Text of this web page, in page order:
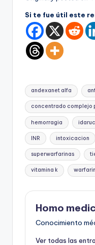
Si te fue útil este
Etiquetas:
andexanet alfa
concentrado complejo
hemorragia
INR intoxicacion
superwarfarinas
vitamina k
Homo
Conocimiento
Ver todas las